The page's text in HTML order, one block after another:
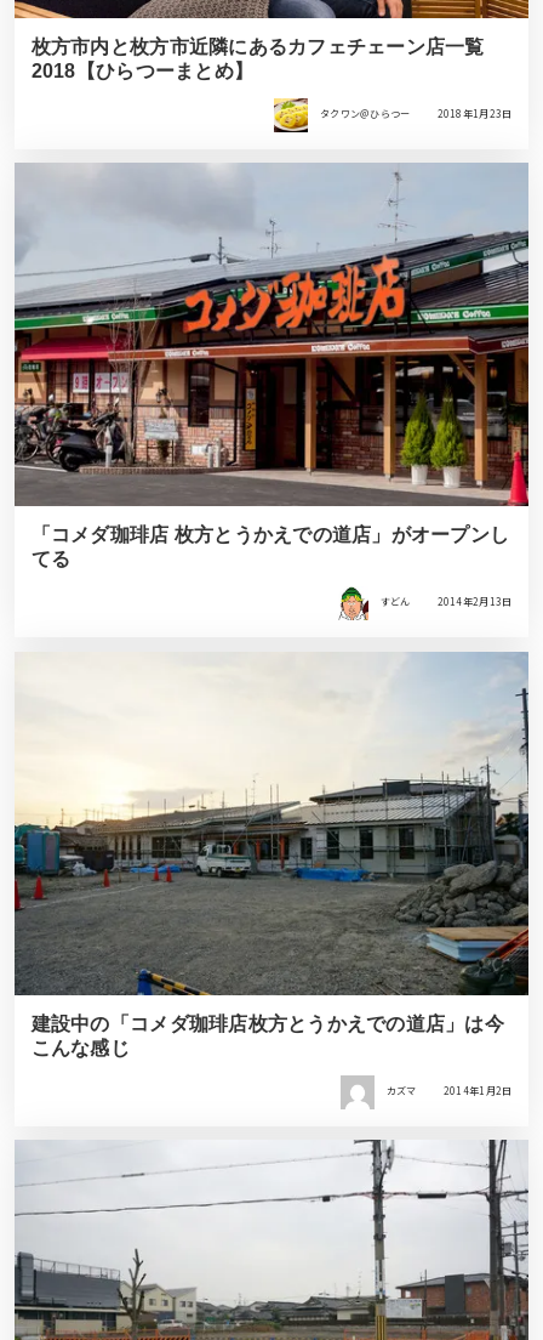
枚方市内と枚方市近隣にあるカフェチェーン店一覧
2018【ひらつーまとめ】
タクワン＠ひらつー 2018年1月23日
「コメダ珈琲店 枚方とうかえでの道店」がオープンし
てる
すどん 2014年2月13日
建設中の「コメダ珈琲店枚方とうかえでの道店」は今
こんな感じ
カズマ 2014年1月2日